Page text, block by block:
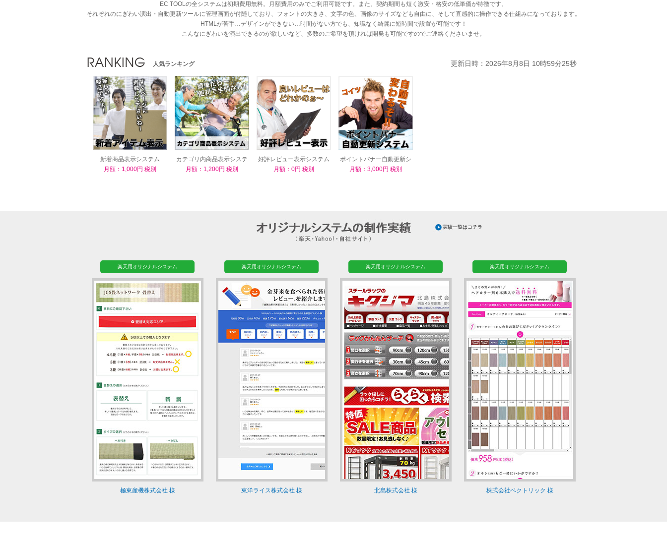
EC TOOLの全システムは初期費用無料。月額費用のみでご利用可能です。また、契約期間も短く激安・格安の低単価が特徴です。
それぞれのにぎわい演出・自動更新ツールに管理画面が付随しており、フォントの大きさ、文字の色、画像のサイズなども自由に、そして直感的に操作できる仕組みになっております。
HTMLが苦手…デザインができない…時間がない方でも、知識なく綺麗に短時間で設置が可能です！
こんなにぎわいを演出できるのが欲しいなど、多数のご希望を頂ければ開発も可能ですのでご連絡くださいませ。
人気ランキング 更新日時：2026年8月8日 10時59分25秒
新着商品表示システム
月額：1,000円 税別
カテゴリ内商品表示システ
ム
月額：1,200円 税別
好評レビュー表示システム
月額：0円 税別
ポイントバナー自動更新シ
ステム
月額：3,000円 税別
実績一覧はコチラ
楽天用オリジナルシステム
極東産機株式会社 様
楽天用オリジナルシステム
東洋ライス株式会社 様
楽天用オリジナルシステム
北島株式会社 様
楽天用オリジナルシステム
株式会社ベクトリック 様